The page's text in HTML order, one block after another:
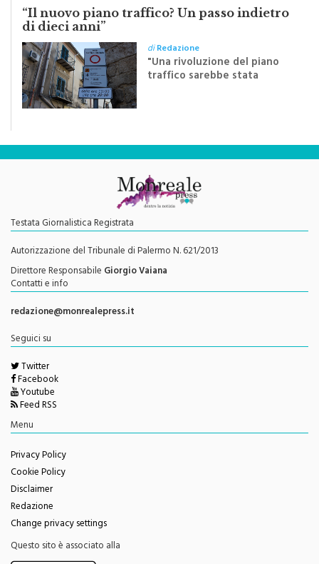
“Il nuovo piano traffico? Un passo indietro
di dieci anni”
diRedazione
"Una rivoluzione del piano
traffico sarebbe stata
Testata Giornalistica Registrata
Autorizzazione del Tribunale di Palermo N. 621/2013
Direttore Responsabile Giorgio Vaiana
Contatti e info
redazione@monrealepress.it
Seguici su
Twitter
Facebook
Youtube
Feed RSS
Menu
Privacy Policy
Cookie Policy
Disclaimer
Redazione
Change privacy settings
Questo sito è associato alla